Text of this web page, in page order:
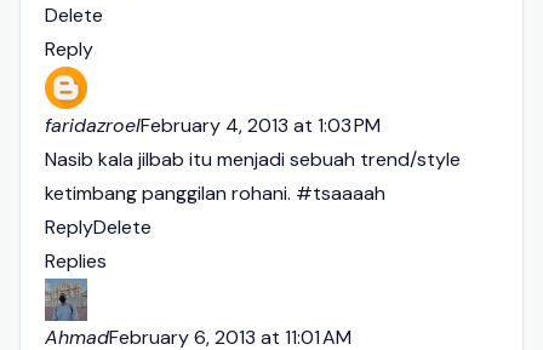
Delete
Reply
faridazroelFebruary 4, 2013 at 1:03 PM
Nasib kala jilbab itu menjadi sebuah trend/style
ketimbang panggilan rohani. #tsaaaah
ReplyDelete
Replies
AhmadFebruary 6, 2013 at 11:01 AM